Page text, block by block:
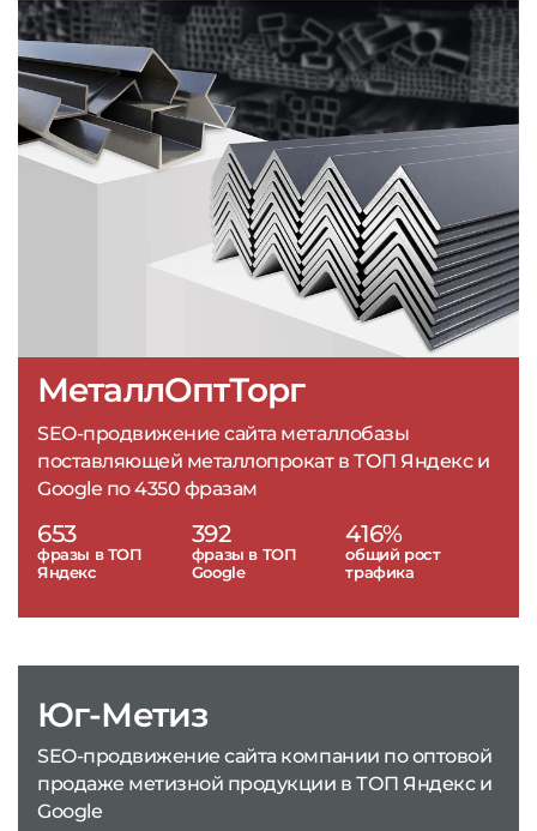
МеталлОптТорг
SEO-продвижение сайта металлобазы
поставляющей металлопрокат в ТОП Яндекс и
Google по 4350 фразам
653
фразы в ТОП
Яндекс
392
фразы в ТОП
Google
416%
общий рост
трафика
Юг-Метиз
SEO-продвижение сайта компании по оптовой
продаже метизной продукции в ТОП Яндекс и
Google